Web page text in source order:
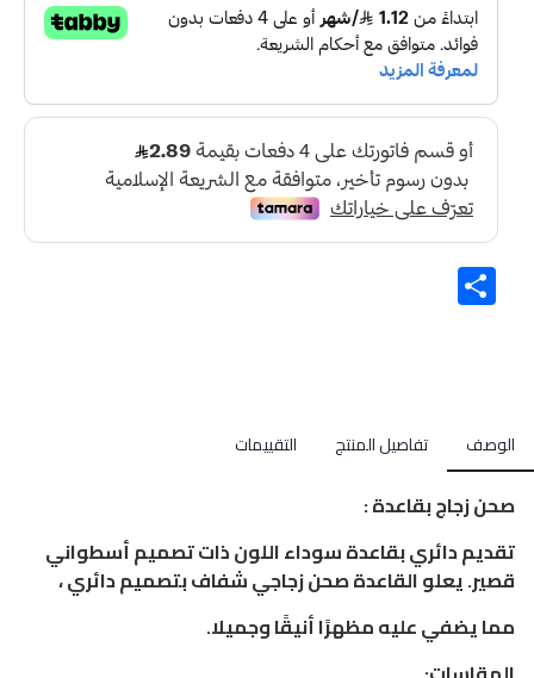
Share
الوصف تفاصيل المنتج التقييمات
صحن زجاج بقاعدة :
تقديم دائري بقاعدة سوداء اللون ذات تصميم أسطواني
قصير. يعلو القاعدة صحن زجاجي شفاف بتصميم دائري ،
مما يضفي عليه مظهرًا أنيقًا وجميلا.